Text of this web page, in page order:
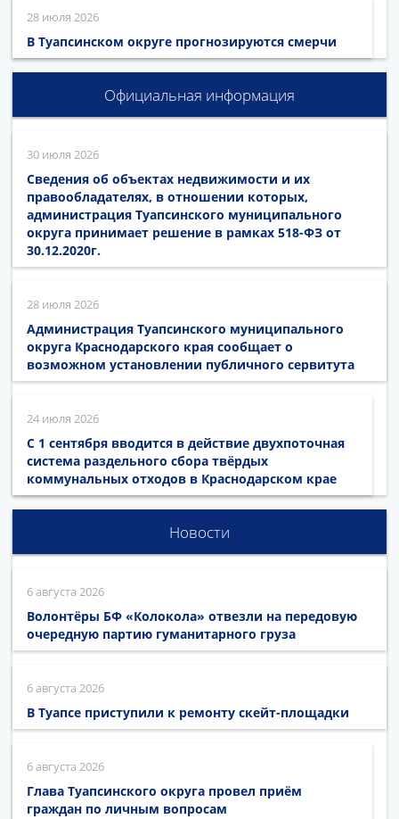
28 июля 2026
В Туапсинском округе прогнозируются смерчи
Официальная информация
30 июля 2026
Сведения об объектах недвижимости и их
правообладателях, в отношении которых,
администрация Туапсинского муниципального
округа принимает решение в рамках 518-ФЗ от
30.12.2020г.
28 июля 2026
Администрация Туапсинского муниципального
округа Краснодарского края сообщает о
возможном установлении публичного сервитута
24 июля 2026
С 1 сентября вводится в действие двухпоточная
система раздельного сбора твёрдых
коммунальных отходов в Краснодарском крае
Новости
6 августа 2026
Волонтёры БФ «Колокола» отвезли на передовую
очередную партию гуманитарного груза
6 августа 2026
В Туапсе приступили к ремонту скейт-площадки
6 августа 2026
Глава Туапсинского округа провел приём
граждан по личным вопросам